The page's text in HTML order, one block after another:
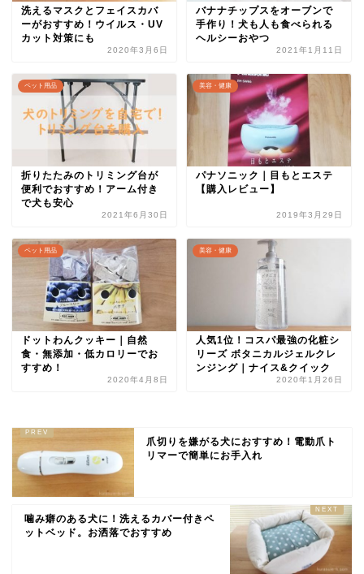
洗えるマスクとフェイスカバ
ーがおすすめ！ウイルス・UV
カット対策にも
2020年3月6日
バナナチップスをオーブンで
手作り！犬も人も食べられる
ヘルシーおやつ
2021年1月11日
ペット用品
折りたたみのトリミング台が
便利でおすすめ！アーム付き
で犬も安心
2021年6月30日
美容・健康
パナソニック｜目もとエステ
【購入レビュー】
2019年3月29日
ペット用品
ドットわんクッキー｜自然
食・無添加・低カロリーでお
すすめ！
2020年4月8日
美容・健康
人気1位！コスパ最強の化粧シ
リーズ ボタニカルジェルクレ
ンジング｜ナイス&クイック
2020年1月26日
爪切りを嫌がる犬におすすめ！電動爪ト
リマーで簡単にお手入れ
噛み癖のある犬に！洗えるカバー付きペ
ットベッド。お洒落でおすすめ